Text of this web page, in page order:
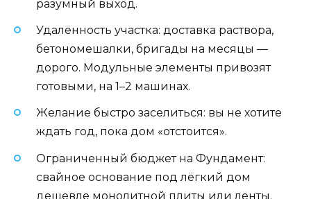
разумный выход.
Удалённость участка: доставка раствора,
бетономешалки, бригады на месяцы —
дорого. Модульные элементы привозят
готовыми, на 1–2 машинах.
Желание быстро заселиться: вы не хотите
ждать год, пока дом «отстоится».
Ограниченный бюджет на Фундамент:
свайное основание под лёгкий дом
дешевле монолитной плиты или ленты.